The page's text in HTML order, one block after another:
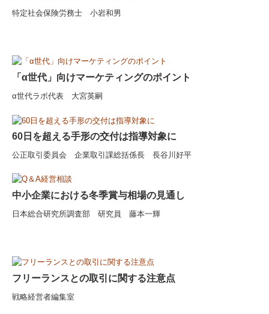
特定社会保険労務士 小岩和男
「α世代」向けマーケティングのポイント
α世代ラボ代表 大宮英嗣
60日を超える手形の交付は指導対象に
公正取引委員会 企業取引課総括係長 長谷川好平
中小企業における冬季賞与相場の見通し
日本総合研究所調査部 研究員 藤本一輝
フリーランスとの取引に関する注意点
戦略経営者編集室